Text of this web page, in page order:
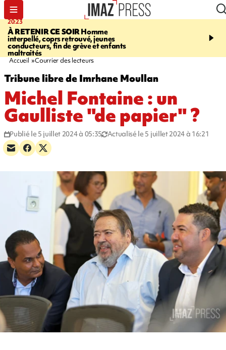
20:23
À RETENIR CE SOIRHomme
interpellé, coprs retrouvé, jeunes
conducteurs, fin de grève et enfants
maltraités
06:04
à La Réunion - des
Accueil Courrier des lecteurs
Tribune libre de Imrhane Moullan
Michel Fontaine : un
Gaulliste "de papier" ?
Publié le 5 juillet 2024 à 05:35 Actualisé le 5 juillet 2024 à 16:21